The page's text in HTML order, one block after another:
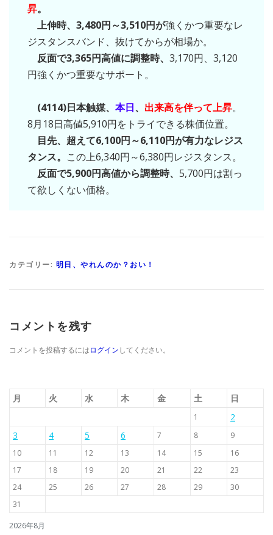
昇。
上伸時、3,480円～3,510円が強くかつ重要なレ
ジスタンスバンド、抜けてからが相場か。
反面で3,365円高値に調整時、 3,170円、3,120
円強くかつ重要なサポート。
(4114)日本触媒、 本日、 出来高を伴って上昇。
8月18日高値5,910円をトライできる株価位置。
目先、超えて6,100円～6,110円が有力なレジス
タンス。 この上6,340円～6,380円レジスタンス。
反面で5,900円高値から調整時、 5,700円は割っ
て欲しくない価格。
カテゴリー: 明日、やれんのか？おい！
コメントを残す
コメントを投稿するにはログインしてください。
2026年8月
月 火 水 木 金 土 日
1
2
3
4 5 6 7 8
9
10
11 12 13 14 15
16
17
18 19 20 21 22
23
24
25 26 27 28 29
30
31